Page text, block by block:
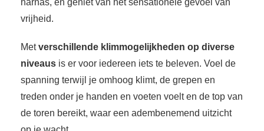
vrijheid.
Metverschillende klimmogelijkheden op diverse
niveaus is er voor iedereen iets te beleven. Voel de
spanning terwijl je omhoog klimt, de grepen en
treden onder je handen en voeten voelt en de top van
de toren bereikt, waar een adembenemend uitzicht